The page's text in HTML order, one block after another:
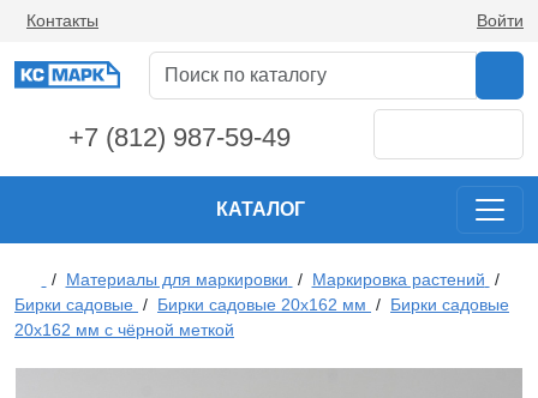
Контакты Войти
+7 (812) 987-59-49
КАТАЛОГ
/ Материалы для маркировки / Маркировка растений /
Бирки садовые / Бирки садовые 20х162 мм / Бирки садовые
20х162 мм с чёрной меткой